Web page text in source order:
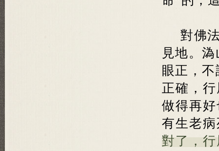
對佛
見地。
眼正，
正確，
做得再
有生老
對了，